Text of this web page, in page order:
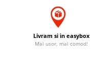
Literatura
Semne de carte
Livram si in easybox
Mai usor, mai comod!